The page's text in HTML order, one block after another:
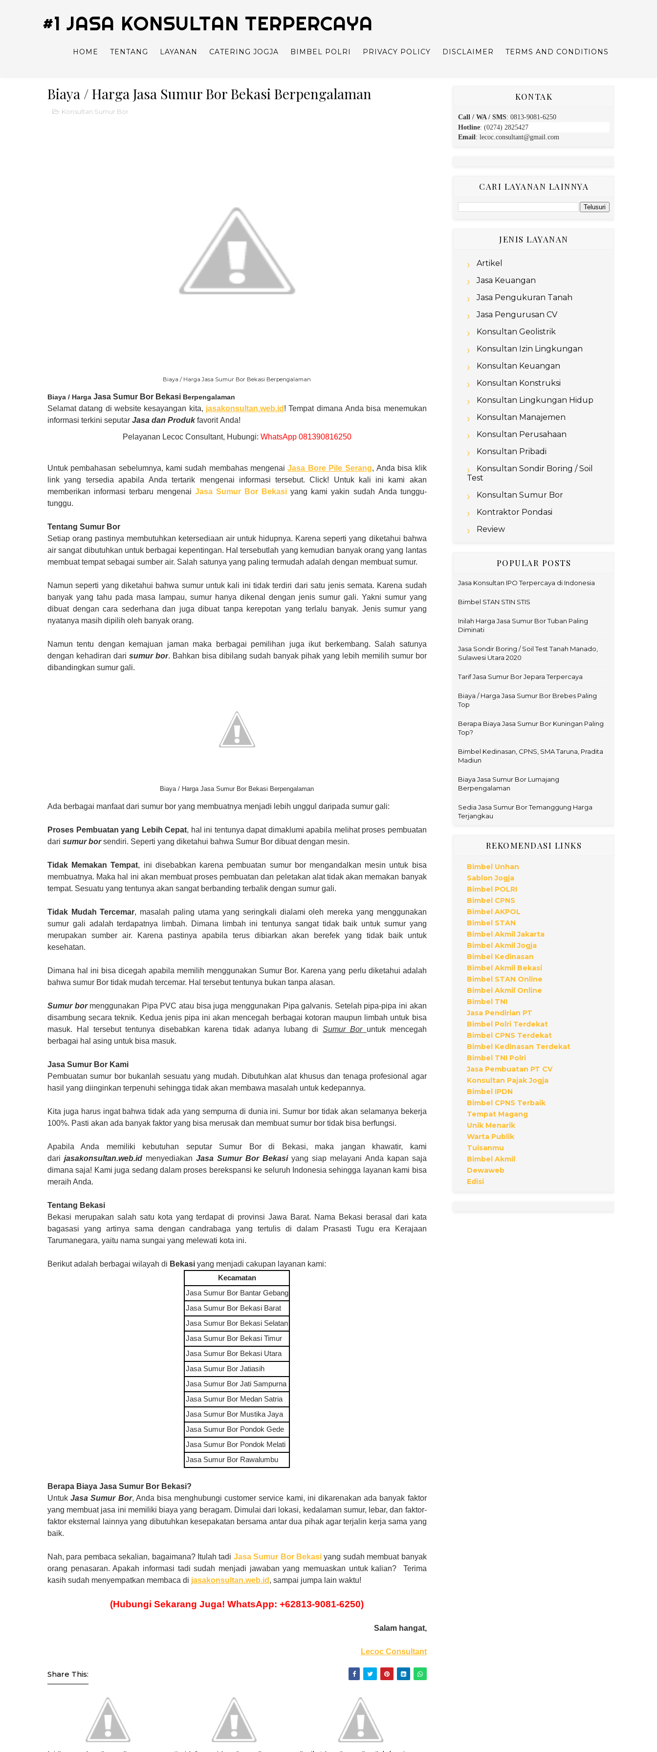
#1 JASA KONSULTAN TERPERCAYA
HOME TENTANG LAYANAN CATERING JOGJA BIMBEL POLRI PRIVACY POLICY DISCLAIMER TERMS AND CONDITIONS
Biaya / Harga Jasa Sumur Bor Bekasi Berpengalaman
Konsultan Sumur Bor
Biaya / Harga Jasa Sumur Bor Bekasi Berpengalaman
Biaya / Harga Jasa Sumur Bor Bekasi Berpengalaman
Selamat datang di website kesayangan kita, jasakonsultan.web.id ! Tempat dimana Anda bisa menemukan
informasi terkini seputar Jasa dan Produk favoritAnda!
Pelayanan Lecoc Consultant, Hubungi: WhatsApp 081390816250
Untuk pembahasan sebelumnya, kami sudah membahas mengenaiJasa Bore Pile Serang, Anda bisa klik
link yang tersedia apabilaAnda tertarik mengenai informasi tersebut. Click! Untuk kali ini kami akan
memberikan informasi terbaru mengenaiJasa Sumur Bor Bekasi yang kami yakin sudah Anda tunggu-
tunggu.
Tentang Sumur Bor
Setiap orang pastinya membutuhkan ketersediaan air untuk hidupnya. Karena seperti yang diketahui bahwa
air sangat dibutuhkan untuk berbagai kepentingan. Hal tersebutlah yang kemudian banyak orang yang lantas
membuat tempat sebagai sumber air. Salah satunya yang paling termudah adalah dengan membuat sumur.
Namun seperti yang diketahui bahwa sumur untuk kali ini tidak terdiri dari satu jenis semata. Karena sudah
banyak yang tahu pada masa lampau, sumur hanya dikenal dengan jenis sumur gali. Yakni sumur yang
dibuat dengan cara sederhana dan juga dibuat tanpa kerepotan yang terlalu banyak. Jenis sumur yang
nyatanya masih dipilih oleh banyak orang.
Namun tentu dengan kemajuan jaman maka berbagai pemilihan juga ikut berkembang. Salah satunya
dengan kehadiran dari sumur bor. Bahkan bisa dibilang sudah banyak pihak yang lebih memilih sumur bor
dibandingkan sumur gali.
Biaya / Harga Jasa Sumur Bor Bekasi Berpengalaman
Ada berbagai manfaat dari sumur bor yang membuatnya menjadi lebih unggul daripada sumur gali:
Proses Pembuatan yang Lebih Cepat, hal ini tentunya dapat dimaklumi apabila melihat proses pembuatan
dari sumur borsendiri. Seperti yang diketahui bahwa Sumur Bor dibuat dengan mesin.
Tidak Memakan Tempat, ini disebabkan karena pembuatan sumur bor mengandalkan mesin untuk bisa
membuatnya. Maka hal ini akan membuat proses pembuatan dan peletakan alat tidak akan memakan banyak
tempat. Sesuatu yang tentunya akan sangat berbanding terbalik dengan sumur gali.
Tidak Mudah Tercemar, masalah paling utama yang seringkali dialami oleh mereka yang menggunakan
sumur gali adalah terdapatnya limbah. Dimana limbah ini tentunya sangat tidak baik untuk sumur yang
merupakan sumber air. Karena pastinya apabila terus dibiarkan akan berefek yang tidak baik untuk
kesehatan.
Dimana hal ini bisa dicegah apabila memilih menggunakan Sumur Bor. Karena yang perlu diketahui adalah
bahwa sumur Bor tidak mudah tercemar. Hal tersebut tentunya bukan tanpa alasan.
Sumur bor menggunakan Pipa PVC atau bisa juga menggunakan Pipa galvanis. Setelah pipa-pipa ini akan
disambung secara teknik. Kedua jenis pipa ini akan mencegah berbagai kotoran maupun limbah untuk bisa
masuk. Hal tersebut tentunya disebabkan karena tidak adanya lubang diSumur Bor untuk mencegah
berbagai hal asing untuk bisa masuk.
Jasa Sumur Bor Kami
Pembuatan sumur bor bukanlah sesuatu yang mudah. Dibutuhkan alat khusus dan tenaga profesional agar
hasil yang diinginkan terpenuhi sehingga tidak akan membawa masalah untuk kedepannya.
Kita juga harus ingat bahwa tidak ada yang sempurna di dunia ini. Sumur bor tidak akan selamanya bekerja
100%. Pasti akan ada banyak faktor yang bisa merusak dan membuat sumur bor tidak bisa berfungsi.
Apabila Anda memiliki kebutuhan seputar Sumur Bor di Bekasi, maka jangan khawatir, kami
darijasakonsultan.web.id menyediakanJasa Sumur Bor Bekasiyang siap melayani Anda kapan saja
dimana saja! Kami juga sedang dalam proses berekspansi ke seluruh Indonesia sehingga layanan kami bisa
meraih Anda.
Tentang Bekasi
Bekasi merupakan salah satu kota yang terdapat di provinsi Jawa Barat. Nama Bekasi berasal dari kata
bagasasi yang artinya sama dengan candrabaga yang tertulis di dalam Prasasti Tugu era Kerajaan
Tarumanegara, yaitu nama sungai yang melewati kota ini.
Berikut adalah berbagai wilayah di Bekasi yang menjadi cakupan layanan kami:
Kecamatan
Jasa Sumur Bor Bantar Gebang
Jasa Sumur Bor Bekasi Barat
Jasa Sumur Bor Bekasi Selatan
Jasa Sumur Bor Bekasi Timur
Jasa Sumur Bor Bekasi Utara
Jasa Sumur Bor Jatiasih
Jasa Sumur Bor Jati Sampurna
Jasa Sumur Bor Medan Satria
Jasa Sumur Bor Mustika Jaya
Jasa Sumur Bor Pondok Gede
Jasa Sumur Bor Pondok Melati
Jasa Sumur Bor Rawalumbu
Berapa Biaya Jasa Sumur Bor Bekasi?
UntukJasa Sumur Bor, Anda bisa menghubungi customer service kami, ini dikarenakan ada banyak faktor
yang membuat jasa ini memiliki biaya yang beragam. Dimulai dari lokasi, kedalaman sumur, lebar, dan faktor-
faktor eksternal lainnya yang dibutuhkan kesepakatan bersama antar dua pihak agar terjalin kerja sama yang
baik.
Nah, para pembaca sekalian, bagaimana? Itulah tadi Jasa Sumur Bor Bekasi yang sudah membuat banyak
orang penasaran. Apakah informasi tadi sudah menjadi jawaban yang memuaskan untuk kalian?
Terima
kasih sudah menyempatkan membaca di jasakonsultan.web.id , sampai jumpa lain waktu!
(Hubungi Sekarang Juga! WhatsApp: +62813-9081-6250)
Salam hangat,
Lecoc Consultant
Share This:
KONTAK
Call / WA / SMS: 0813-9081-6250
Hotline: (0274) 2825427
Email: lecoc.consultant@gmail.com
CARI LAYANAN LAINNYA
JENIS LAYANAN
Artikel
Jasa Keuangan
Jasa Pengukuran Tanah
Jasa Pengurusan CV
Konsultan Geolistrik
Konsultan Izin Lingkungan
Konsultan Keuangan
Konsultan Konstruksi
Konsultan Lingkungan Hidup
Konsultan Manajemen
Konsultan Perusahaan
Konsultan Pribadi
Konsultan Sondir Boring / Soil
Test
Konsultan Sumur Bor
Kontraktor Pondasi
Review
POPULAR POSTS
Jasa Konsultan IPO Terpercaya di Indonesia
Bimbel STAN STIN STIS
Inilah Harga Jasa Sumur Bor Tuban Paling
Diminati
Jasa Sondir Boring / Soil Test Tanah Manado,
Sulawesi Utara 2020
Tarif Jasa Sumur Bor Jepara Terpercaya
Biaya / Harga Jasa Sumur Bor Brebes Paling
Top
Berapa Biaya Jasa Sumur Bor Kuningan Paling
Top?
Bimbel Kedinasan, CPNS, SMA Taruna, Pradita
Madiun
Biaya Jasa Sumur Bor Lumajang
Berpengalaman
Sedia Jasa Sumur Bor Temanggung Harga
Terjangkau
REKOMENDASI LINKS
Bimbel Unhan
Sablon Jogja
Bimbel POLRI
Bimbel CPNS
Bimbel AKPOL
Bimbel STAN
Bimbel Akmil Jakarta
Bimbel Akmil Jogja
Bimbel Kedinasan
Bimbel Akmil Bekasi
Bimbel STAN Online
Bimbel Akmil Online
Bimbel TNI
Jasa Pendirian PT
Bimbel Polri Terdekat
Bimbel CPNS Terdekat
Bimbel Kedinasan Terdekat
Bimbel TNI Polri
Jasa Pembuatan PT CV
Konsultan Pajak Jogja
Bimbel IPDN
Bimbel CPNS Terbaik
Tempat Magang
Unik Menarik
Warta Publik
Tuisanmu
Bimbel Akmil
Dewaweb
Edisi